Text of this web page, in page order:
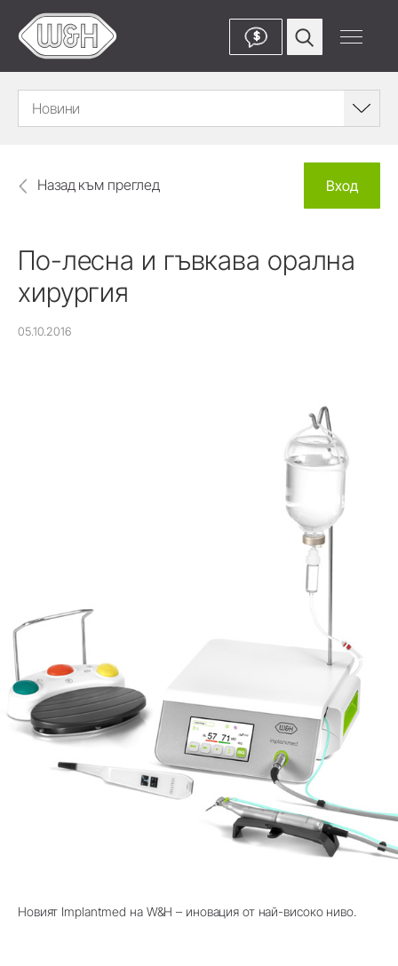
$
Новини
Назад към преглед Вход
По-лесна и гъвкава орална
хирургия
05.10.2016
Новият Implantmed на W&H – иновация от най-високо ниво.